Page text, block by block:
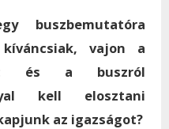
buszbemutatóra
vajon a
és a buszról
kell elosztani
az igazságot?